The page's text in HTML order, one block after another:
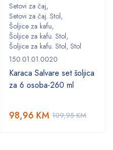
Setovi za čaj,
Setovi za čaj. Stol,
Šoljice za kafu,
Šoljice za kafu. Stol,
Šoljice za kafu. Stol, Stol
150.01.01.0020
Karaca Salvare set šoljica
za 6 osoba-260 ml
109,95KM
98,96 KM